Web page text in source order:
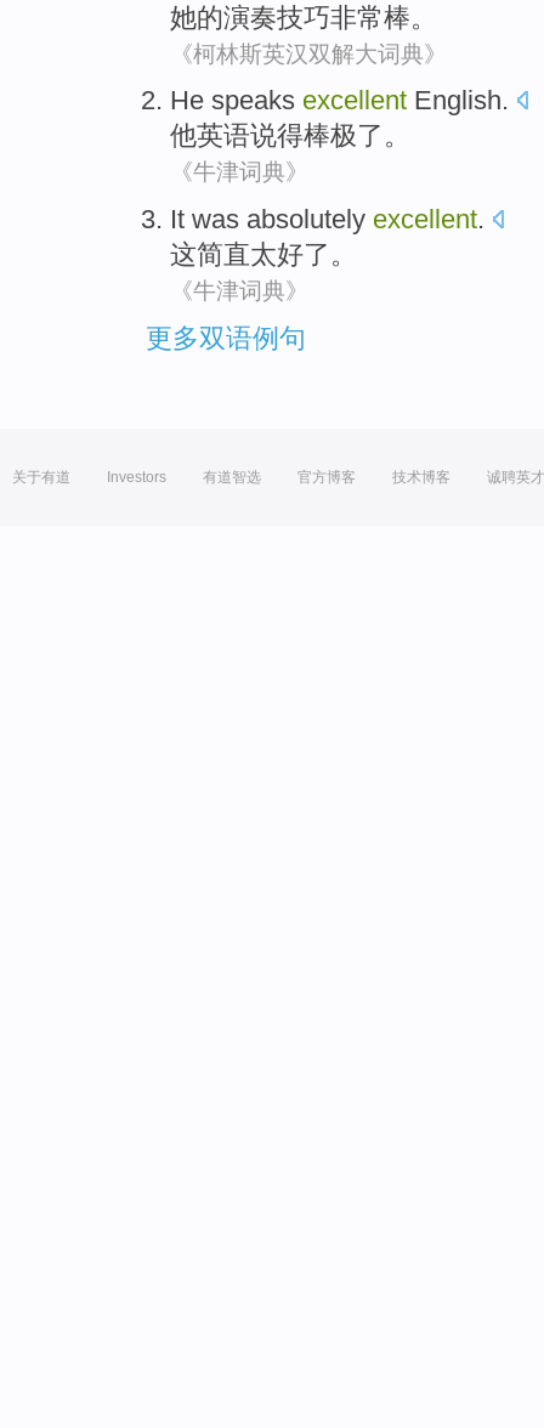
她的演奏技巧非常棒。
《柯林斯英汉双解大词典》
He speaks excellent English.
他英语说得棒极了 。
《牛津词典》
It was absolutely excellent.
这简直太好了。
《牛津词典》
更多双语例句
关于有道 Investors 有道智选 官方博客 技术博客 诚聘英才